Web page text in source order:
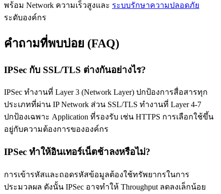
พร้อม Network ความเร็วสูงและ ระบบรักษาความปลอดภัย
ระดับองค์กร
คำถามที่พบบ่อย (FAQ)
IPSec กับ SSL/TLS ต่างกันอย่างไร?
IPSec ทำงานที่ Layer 3 (Network Layer) ปกป้องการสื่อสารทุก
ประเภทที่ผ่าน IP Network ส่วน SSL/TLS ทำงานที่ Layer 4-7
ปกป้องเฉพาะ Application ที่รองรับ เช่น HTTPS การเลือกใช้ขึ้น
อยู่กับความต้องการขององค์กร
IPSec ทำให้อินเทอร์เน็ตช้าลงหรือไม่?
การเข้ารหัสและถอดรหัสข้อมูลต้องใช้ทรัพยากรในการ
ประมวลผล ดังนั้น IPSec อาจทำให้ Throughput ลดลงเล็กน้อย